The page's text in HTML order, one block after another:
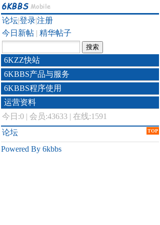
论坛|登录|注册
今日新帖 | 精华帖子
6KZZ快站
6KBBS产品与服务
6KBBS程序使用
运营资料
今日:0 | 会员:43633 | 在线:1591
TOP
论坛
Powered By 6kbbs